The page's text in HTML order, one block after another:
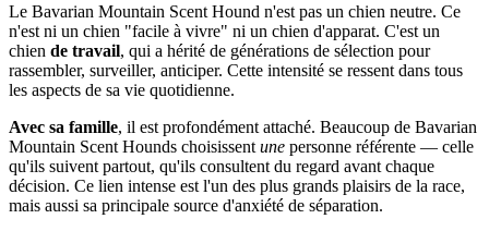
Le Bavarian Mountain Scent Hound n'est pas un chien neutre. Ce
n'est ni un chien "facile à vivre" ni un chien d'apparat. C'est un
chien de travail, qui a hérité de générations de sélection pour
rassembler, surveiller, anticiper. Cette intensité se ressent dans tous
les aspects de sa vie quotidienne.
Avec sa famille, il est profondément attaché. Beaucoup de Bavarian
Mountain Scent Hounds choisissent une personne référente — celle
qu'ils suivent partout, qu'ils consultent du regard avant chaque
décision. Ce lien intense est l'un des plus grands plaisirs de la race,
mais aussi sa principale source d'anxiété de séparation.